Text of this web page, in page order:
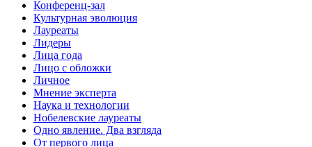
Конференц-зал
Культурная эволюция
Лауреаты
Лидеры
Лица года
Лицо с обложки
Личное
Мнение эксперта
Наука и технологии
Нобелевские лауреаты
Одно явление. Два взгляда
От первого лица